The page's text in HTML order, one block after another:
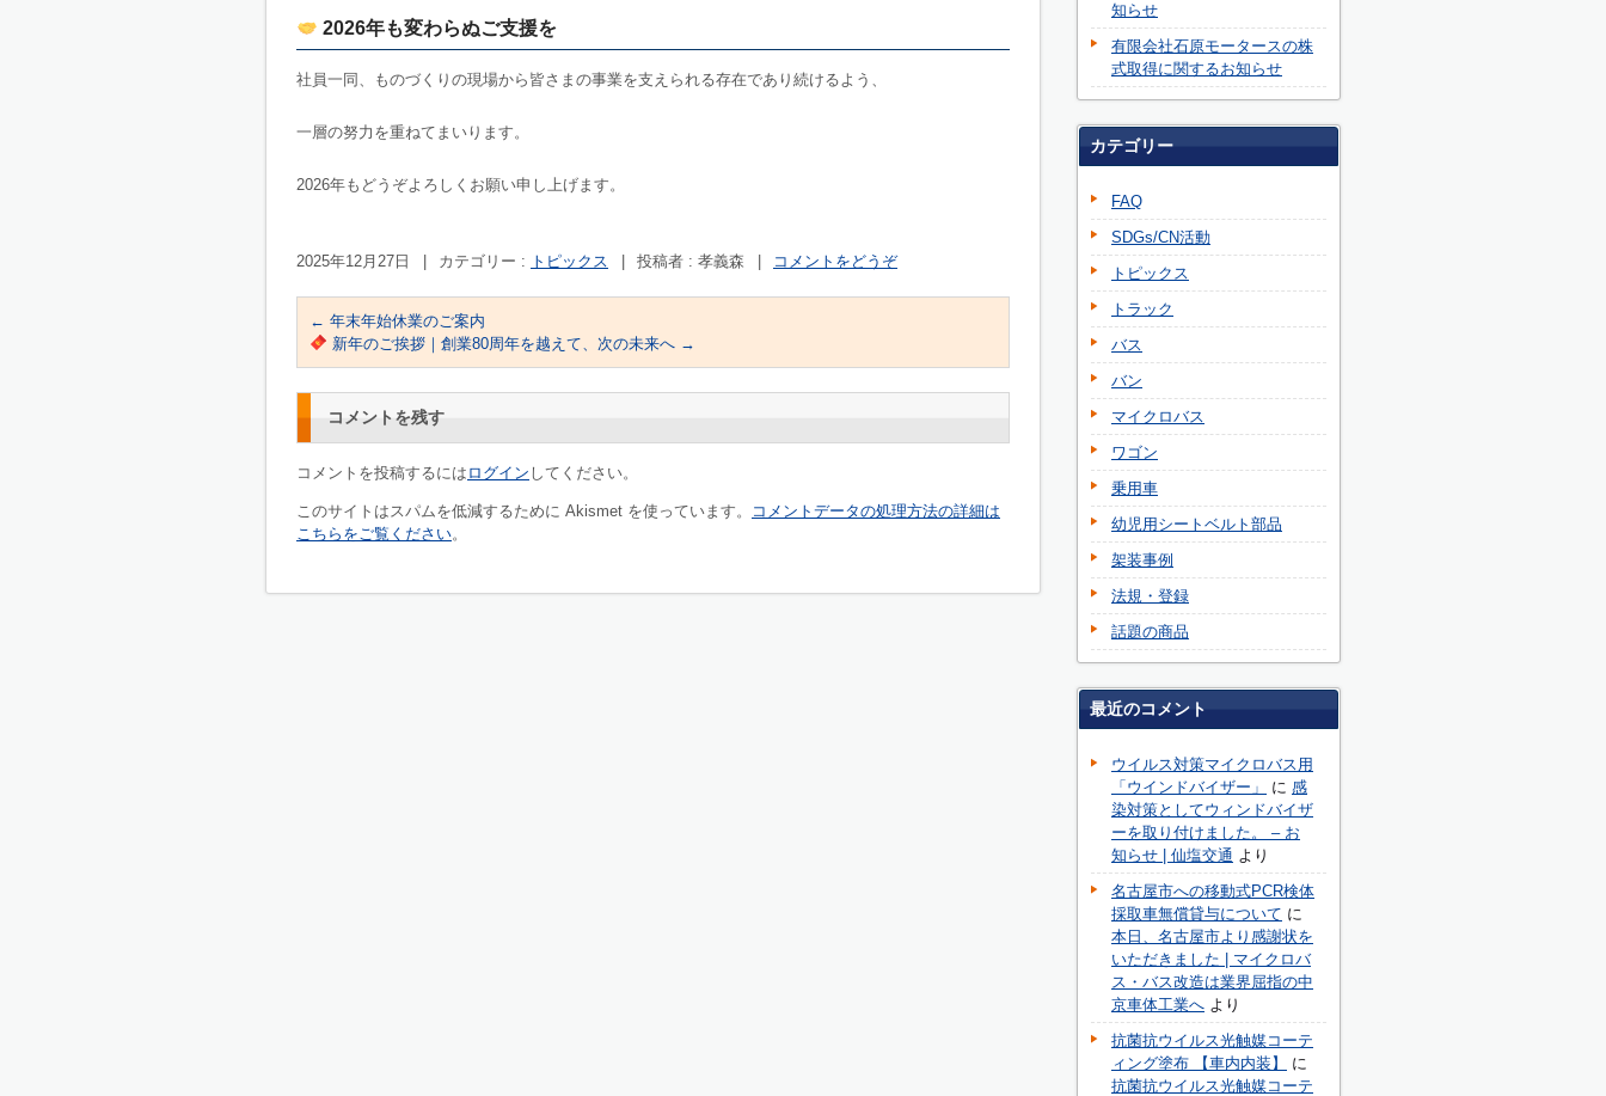
2026年も変わらぬご支援を
社員一同、ものづくりの現場から皆さまの事業を支えられる存在であり続けるよう、
一層の努力を重ねてまいります。
2026年もどうぞよろしくお願い申し上げます。
2025年12月27日 カテゴリー : トピックス 投稿者 : 孝義森 コメントをどうぞ
← 年末年始休業のご案内
新年のご挨拶｜創業80周年を越えて、次の未来へ →
コメントを残す
コメントを投稿するには ログイン してください。
このサイトはスパムを低減するために Akismet を使っています。
コメントデータの処理方法の詳細は
こちらをご覧ください。
知らせ
有限会社石原モータースの株
式取得に関するお知らせ
カテゴリー
FAQ
SDGs/CN活動
トピックス
トラック
バス
バン
マイクロバス
ワゴン
乗用車
幼児用シートベルト部品
架装事例
法規・登録
話題の商品
最近のコメント
ウイルス対策マイクロバス用
「ウインドバイザー」
に 感
染対策としてウィンドバイザ
ーを取り付けました。 – お
知らせ | 仙塩交通 より
名古屋市への移動式PCR検体
採取車無償貸与について に
本日、名古屋市より感謝状を
いただきました | マイクロバ
ス・バス改造は業界屈指の中
京車体工業へ より
抗菌抗ウイルス光触媒コーテ
ィング塗布 【車内内装】
に
抗菌抗ウイルス光触媒コーテ